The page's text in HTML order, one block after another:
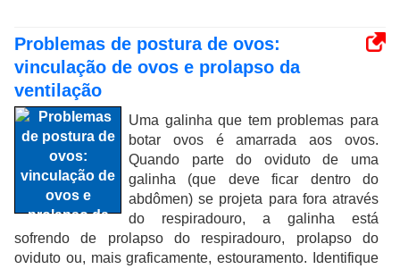
Problemas de postura de ovos:
vinculação de ovos e prolapso da
ventilação
Uma galinha que tem problemas para
botar ovos é amarrada aos ovos.
Quando parte do oviduto de uma
galinha (que deve ficar dentro do
abdômen) se projeta para fora através
do respiradouro, a galinha está
sofrendo de prolapso do respiradouro, prolapso do
oviduto ou, mais graficamente, estouramento. Identifique